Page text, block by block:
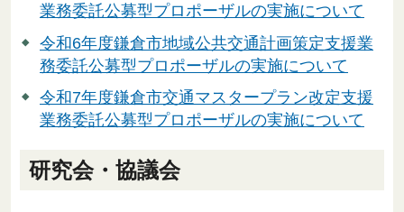
業務委託公募型プロポーザルの実施について
令和6年度鎌倉市地域公共交通計画策定支援業
務委託公募型プロポーザルの実施について
令和7年度鎌倉市交通マスタープラン改定支援
業務委託公募型プロポーザルの実施について
研究会・協議会